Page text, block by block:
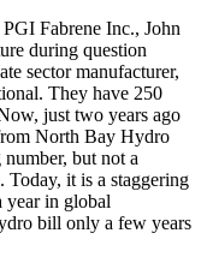
Fabrene Inc., John
during question
sector manufacturer,
They have 250
just two years ago
North Bay Hydro
but not a
Today, it is a staggering
year in global
bill only a few years